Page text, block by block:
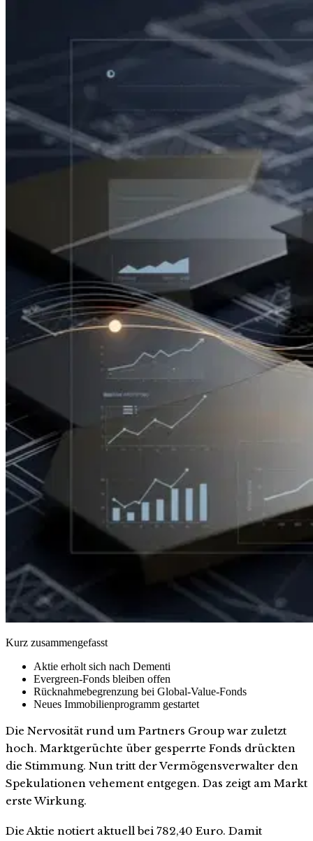
Kurz zusammengefasst
Aktie erholt sich nach Dementi
Evergreen-Fonds bleiben offen
Rücknahmebegrenzung bei Global-Value-Fonds
Neues Immobilienprogramm gestartet
Die Nervosität rund um Partners Group war zuletzt
hoch. Marktgerüchte über gesperrte Fonds drückten
die Stimmung. Nun tritt der Vermögensverwalter den
Spekulationen vehement entgegen. Das zeigt am Markt
erste Wirkung.
Die Aktie notiert aktuell bei 782,40 Euro. Damit